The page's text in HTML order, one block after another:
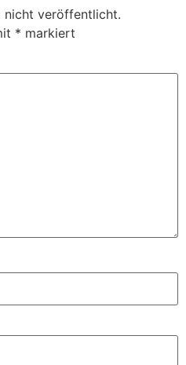
nicht veröffentlicht.
* markiert